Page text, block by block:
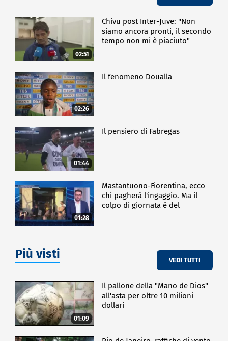
02:51
Chivu post Inter-Juve: "Non
siamo ancora pronti, il secondo
tempo non mi è piaciuto"
02:26
Il fenomeno Doualla
01:44
Il pensiero di Fabregas
01:28
Mastantuono-Fiorentina, ecco
chi pagherà l'ingaggio. Ma il
colpo di giornata è del
Più visti VEDI TUTTI
01:09
Il pallone della "Mano de Dios"
all'asta per oltre 10 milioni
dollari